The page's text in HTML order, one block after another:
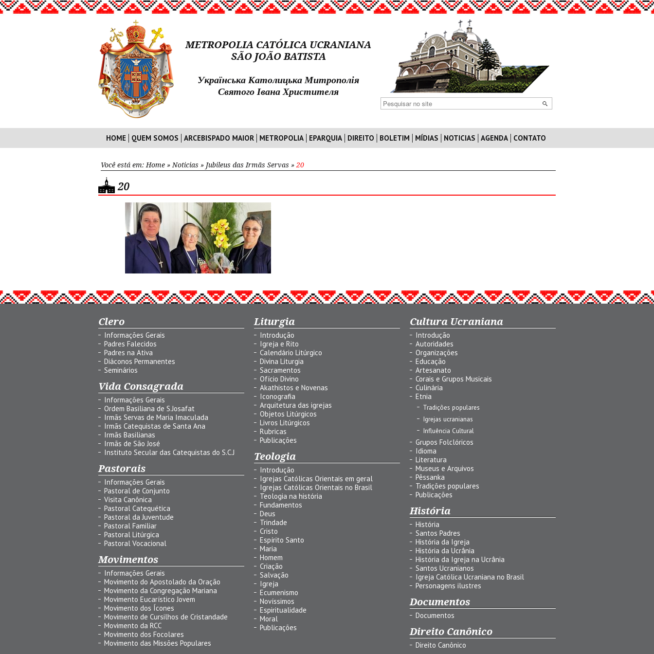
METROPOLIA CATÓLICA UCRANIANA
SÃO JOÃO BATISTA
Українська Католицька Митрополія
Святого Івана Христителя
HOME QUEM SOMOS ARCEBISPADO MAIOR METROPOLIA EPARQUIA DIREITO BOLETIM MÍDIAS NOTICIAS AGENDA CONTATO
Você está em: Home » Noticias » Jubileus das Irmãs Servas » 20
20
Clero
Informações Gerais
Padres Falecidos
Padres na Ativa
Diáconos Permanentes
Seminários
Vida Consagrada
Informações Gerais
Ordem Basiliana de S.Josafat
Irmãs Servas de Maria Imaculada
Irmãs Catequistas de Santa Ana
Irmãs Basilianas
Irmãs de São José
Instituto Secular das Catequistas do S.C.J
Pastorais
Informações Gerais
Pastoral de Conjunto
Visita Canônica
Pastoral Catequética
Pastoral da Juventude
Pastoral Familiar
Pastoral Litúrgica
Pastoral Vocacional
Movimentos
Informações Gerais
Movimento do Apostolado da Oração
Movimento da Congregação Mariana
Movimento Eucarístico Jovem
Movimento dos Ícones
Movimento de Cursilhos de Cristandade
Movimento da RCC
Movimento dos Focolares
Movimento das Missões Populares
Liturgia
Introdução
Igreja e Rito
Calendário Litúrgico
Divina Liturgia
Sacramentos
Ofício Divino
Akathistos e Novenas
Iconografia
Arquitetura das igrejas
Objetos Litúrgicos
Livros Litúrgicos
Rubricas
Publicações
Teologia
Introdução
Igrejas Católicas Orientais em geral
Igrejas Católicas Orientais no Brasil
Teologia na história
Fundamentos
Deus
Trindade
Cristo
Espírito Santo
Maria
Homem
Criação
Salvação
Igreja
Ecumenismo
Novíssimos
Espiritualidade
Moral
Publicações
Cultura Ucraniana
Introdução
Autoridades
Organizações
Educação
Artesanato
Corais e Grupos Musicais
Culinária
Etnia
Tradições populares
Igrejas ucranianas
Influência Cultural
Grupos Folclóricos
Idioma
Literatura
Museus e Arquivos
Pêssanka
Tradições populares
Publicações
História
História
Santos Padres
História da Igreja
História da Ucrânia
História da Igreja na Ucrânia
Santos Ucranianos
Igreja Católica Ucraniana no Brasil
Personagens ilustres
Documentos
Documentos
Direito Canônico
Direito Canônico